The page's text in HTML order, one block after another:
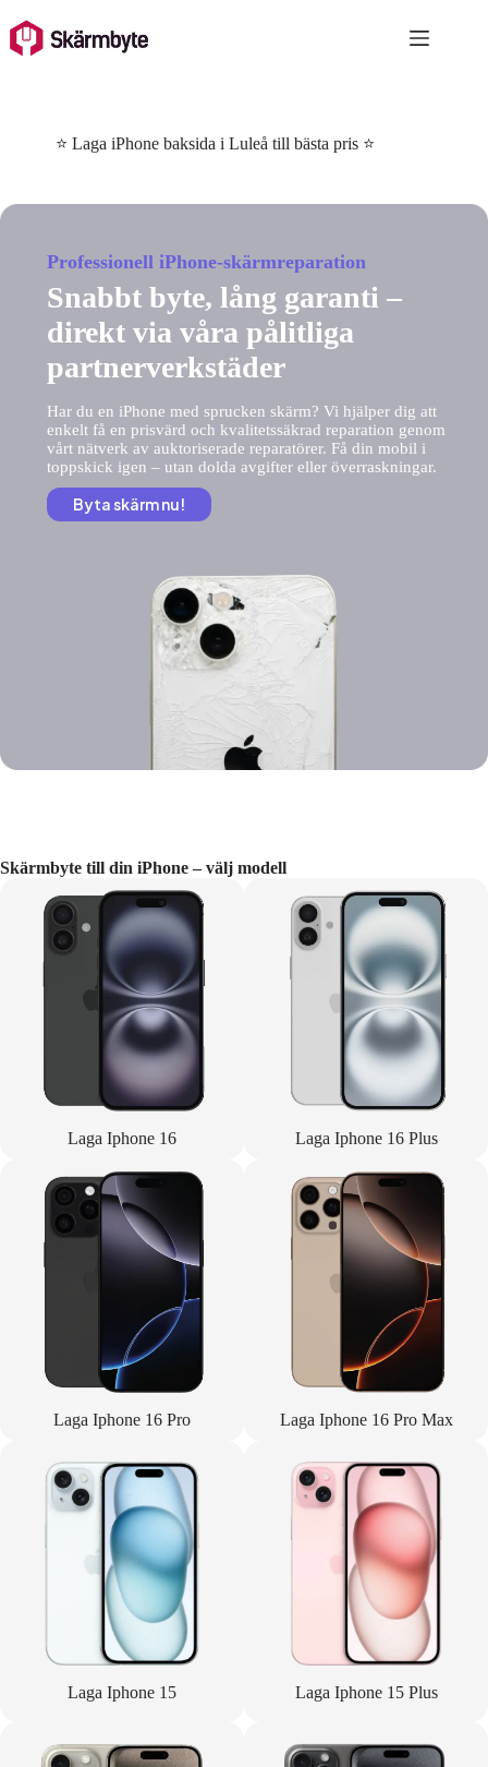
to
content
⭐ Laga iPhone baksida i Luleå till bästa pris ⭐
Professionell iPhone-skärmreparation
Snabbt byte, lång garanti –
direkt via våra pålitliga
partnerverkstäder
Har du en iPhone med sprucken skärm? Vi hjälper dig att
enkelt få en prisvärd och kvalitetssäkrad reparation genom
vårt nätverk av auktoriserade reparatörer. Få din mobil i
toppskick igen – utan dolda avgifter eller överraskningar.
Byta skärm nu!
Skärmbyte till din iPhone – välj modell
Laga Iphone 16 Laga Iphone 16 Plus
Laga Iphone 16 Pro Laga Iphone 16 Pro Max
Laga Iphone 15 Laga Iphone 15 Plus